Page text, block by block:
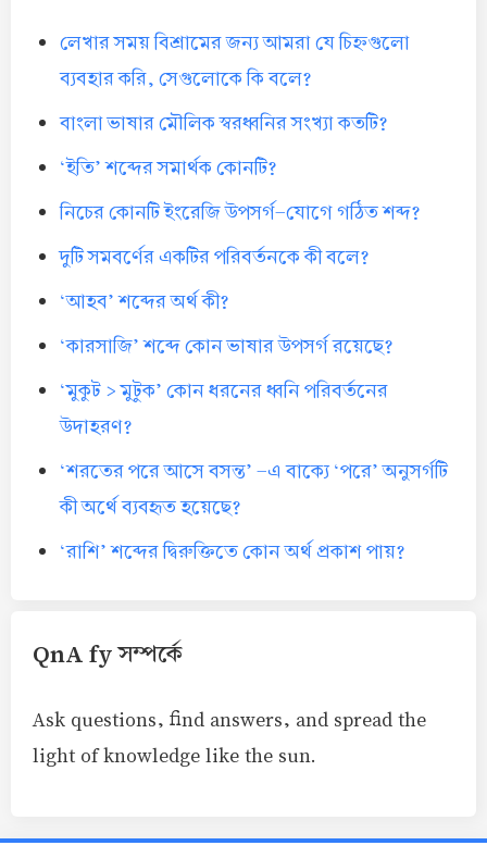
লেখার সময় বিশ্রামের জন্য আমরা যে চিহ্নগুলো
ব্যবহার করি, সেগুলোকে কি বলে?
বাংলা ভাষার মৌলিক স্বরধ্বনির সংখ্যা কতটি?
‘ইতি’ শব্দের সমার্থক কোনটি?
নিচের কোনটি ইংরেজি উপসর্গ-যোগে গঠিত শব্দ?
দুটি সমবর্ণের একটির পরিবর্তনকে কী বলে?
‘আহব’ শব্দের অর্থ কী?
‘কারসাজি’ শব্দে কোন ভাষার উপসর্গ রয়েছে?
‘মুকুট > মুটুক’ কোন ধরনের ধ্বনি পরিবর্তনের
উদাহরণ?
‘শরতের পরে আসে বসন্ত’ -এ বাক্যে ‘পরে’ অনুসর্গটি
কী অর্থে ব্যবহৃত হয়েছে?
‘রাশি’ শব্দের দ্বিরুক্তিতে কোন অর্থ প্রকাশ পায়?
QnA fy সম্পর্কে
Ask questions, find answers, and spread the
light of knowledge like the sun.